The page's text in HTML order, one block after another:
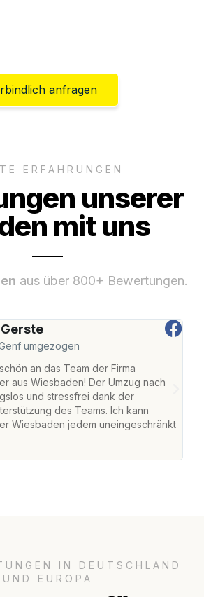
anfragen
ERFAHRUNGEN
unserer
mit uns
aus über 800+ Bewertungen.
umgezogen
an das Team der Firma
aus Wiesbaden! Der Umzug nach
und stressfrei dank der
des Teams. Ich kann
Wiesbaden jedem uneingeschränkt
IN DEUTSCHLAND
UND EUROPA